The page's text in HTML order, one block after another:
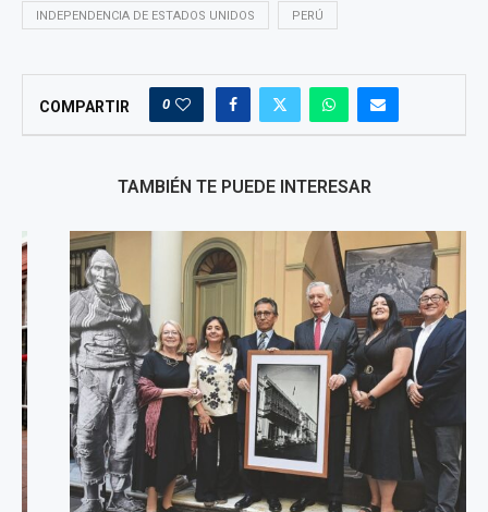
INDEPENDENCIA DE ESTADOS UNIDOS PERÚ
COMPARTIR 0
TAMBIÉN TE PUEDE INTERESAR